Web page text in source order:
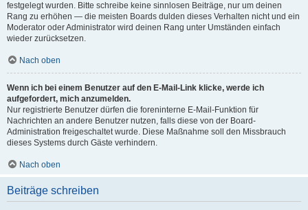
festgelegt wurden. Bitte schreibe keine sinnlosen Beiträge, nur um deinen
Rang zu erhöhen — die meisten Boards dulden dieses Verhalten nicht und ein
Moderator oder Administrator wird deinen Rang unter Umständen einfach
wieder zurücksetzen.
Nach oben
Wenn ich bei einem Benutzer auf den E-Mail-Link klicke, werde ich
aufgefordert, mich anzumelden.
Nur registrierte Benutzer dürfen die foreninterne E-Mail-Funktion für
Nachrichten an andere Benutzer nutzen, falls diese von der Board-
Administration freigeschaltet wurde. Diese Maßnahme soll den Missbrauch
dieses Systems durch Gäste verhindern.
Nach oben
Beiträge schreiben